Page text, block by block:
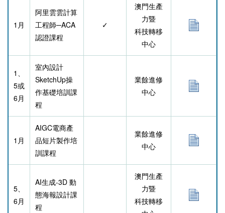
1 月
阿里雲雲計算
工程師─ACA
認證課程
✓
澳門生產
力暨
科技轉移
中心
1
5或
6月
室內設計
SketchUp操
作基礎培訓課
程
業餘進修
中心
1 月
AIGC電商產
品短片製作培
訓課程
業餘進修
中心
5、
6月
AI生成-3D 動
態海報設計課
程
澳門生產
力暨
科技轉移